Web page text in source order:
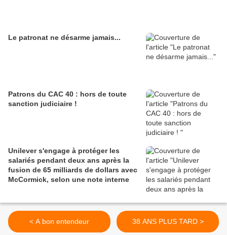
Le patronat ne désarme jamais...
Patrons du CAC 40 : hors de toute
sanction judiciaire !
Unilever s'engage à protéger les
salariés pendant deux ans après la
fusion de 65 milliards de dollars avec
McCormick, selon une note interne
< A bon entendeur 38 ANS PLUS TARD >